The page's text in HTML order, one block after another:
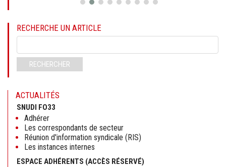
RECHERCHE UN ARTICLE
clés
RECHERCHER
ACTUALITÉS
SNUDI FO33
Adhérer
Les correspondants de secteur
Réunion d'information syndicale (RIS)
Les instances internes
ESPACE ADHÉRENTS (ACCÈS RÉSERVÉ)